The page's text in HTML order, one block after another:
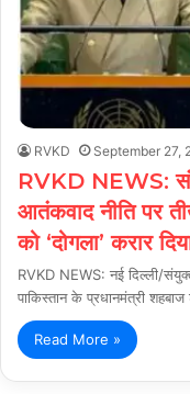
RVKD September 27,
RVKD NEWS:
आतंकवाद नीति पर
को ‘दोगला’ करार
RVKD NEWS: नई दिल्ली/
पाकिस्तान के प्रधानमंत्री
Read More »